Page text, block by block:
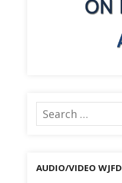
Search
for:
AUDIO/VIDEO WJFD